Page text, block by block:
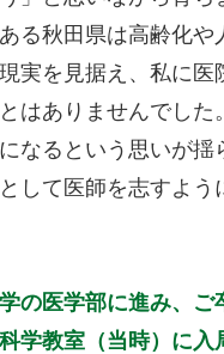
る秋田県は高齢化や
実を見据え、私に医
はありませんでした
なるという思いが揺
して医師を志すよう
の医学部に進み、ご
学教室（当時）に入